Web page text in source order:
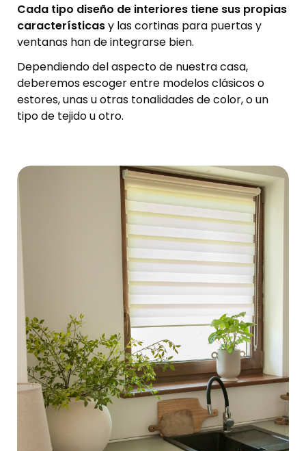
Cada tipo diseño de interiores tiene sus propias
característicasy las cortinas para puertas y
ventanas han de integrarse bien.
Dependiendo del aspecto de nuestra casa,
deberemos escoger entre modelos clásicos o
estores, unas u otras tonalidades de color, o un
tipo de tejido u otro.